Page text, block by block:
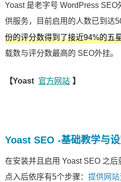
Yoast 是老字号 WordPress
供服务，目前启用的人数已到达
份的评分数得到了接近94%的五
载数与评分数最高的 SEO外挂。
【Yoast 官方网站 】
Yoast SEO -基础教学与
在安装并且启用 Yoast SEO 之后
点入后依序有5个步骤： 提供网